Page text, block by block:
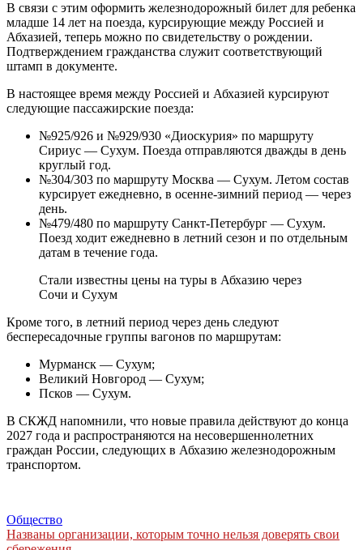
В связи с этим оформить железнодорожный билет для ребенка
младше 14 лет на поезда, курсирующие между Россией и
Абхазией, теперь можно по свидетельству о рождении.
Подтверждением гражданства служит соответствующий
штамп в документе.
В настоящее время между Россией и Абхазией курсируют
следующие пассажирские поезда:
№925/926 и №929/930 «Диоскурия» по маршруту
Сириус — Сухум. Поезда отправляются дважды в день
круглый год.
№304/303 по маршруту Москва — Сухум. Летом состав
курсирует ежедневно, в осенне-зимний период — через
день.
№479/480 по маршруту Санкт-Петербург — Сухум.
Поезд ходит ежедневно в летний сезон и по отдельным
датам в течение года.
Стали известны цены на туры в Абхазию через
Сочи и Сухум
Кроме того, в летний период через день следуют
беспересадочные группы вагонов по маршрутам:
Мурманск — Сухум;
Великий Новгород — Сухум;
Псков — Сухум.
В СКЖД напомнили, что новые правила действуют до конца
2027 года и распространяются на несовершеннолетних
граждан России, следующих в Абхазию железнодорожным
транспортом.
Общество
Навигация
Названы организации, которым точно нельзя доверять свои